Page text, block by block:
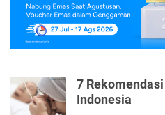
7
Indonesia